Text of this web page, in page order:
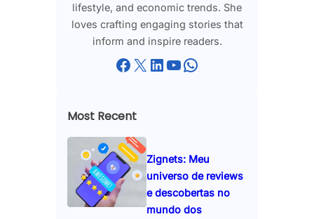
lifestyle, and economic trends. She
loves crafting engaging stories that
inform and inspire readers.
Facebook X LinkedIn YouTube WhatsApp
Most Recent
Zignets: Meu
universo de reviews
e descobertas no
mundo dos